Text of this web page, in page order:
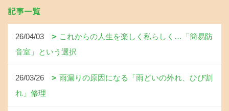
記事一覧
26/04/03
これからの人生を楽しく私らしく…「簡易防
音室」という選択
26/03/26
雨漏りの原因になる「雨どいの外れ、ひび割
れ」修理